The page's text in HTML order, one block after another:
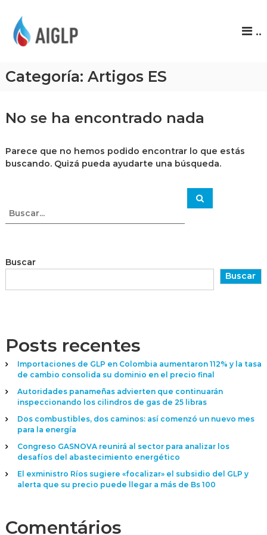
P
..
Categoría: Artigos ES
No se ha encontrado nada
Parece que no hemos podido encontrar lo que estás
buscando. Quizá pueda ayudarte una búsqueda.
Buscar
Buscar
Posts recentes
Importaciones de GLP en Colombia aumentaron 112% y la tasa
de cambio consolida su dominio en el precio final
Autoridades panameñas advierten que continuarán
inspeccionando los cilindros de gas de 25 libras
Dos combustibles, dos caminos: así comenzó un nuevo mes
para la energía
Congreso GASNOVA reunirá al sector para analizar los
desafíos del abastecimiento energético
El exministro Ríos sugiere «focalizar» el subsidio del GLP y
alerta que su precio puede llegar a más de Bs 100
Comentários